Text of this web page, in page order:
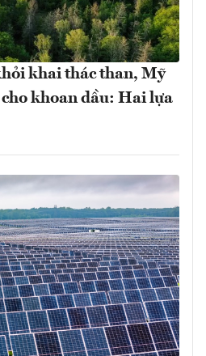
khai thác than, Mỹ
khoan dầu: Hai lựa